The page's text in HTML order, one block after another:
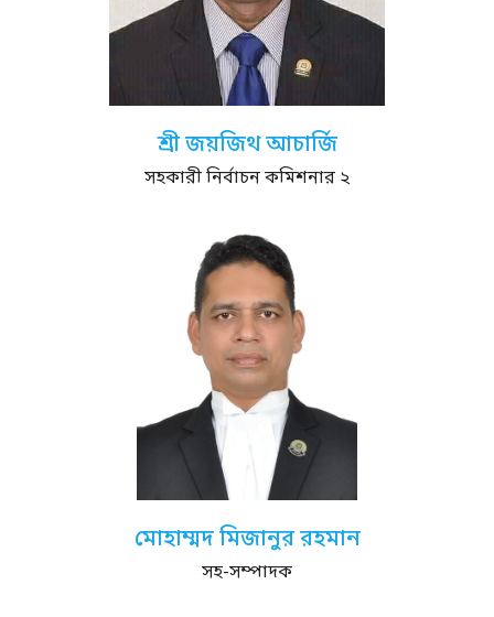
শ্রী জয়জিথ আচার্জি
সহকারী নির্বাচন কমিশনার ২
মোহাম্মদ মিজানুর রহমান
সহ-সম্পাদক